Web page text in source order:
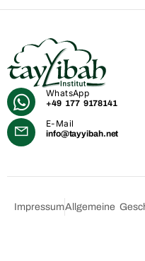
WhatsApp
+49 177 9178141
E-Mail
info@tayyibah.net
ImpressumAllgemeine